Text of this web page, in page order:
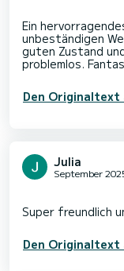
Ein
unbeständigen
guten Zustand
Den Originaltext
Julia
September
Den Originaltext